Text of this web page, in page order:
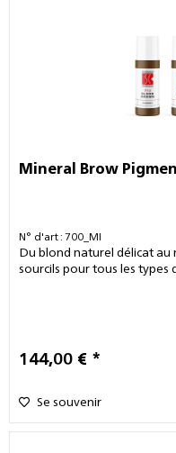
Mineral Brow
N° d'art : 700_MI
Du blond naturel délicat au
sourcils pour tous les types
144,00 € *
Se souvenir